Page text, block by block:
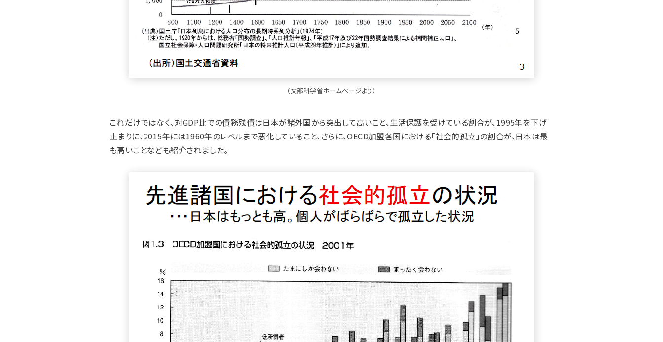
（文部科学省ホームページより）
これだけではなく、対GDP比での債務残債は日本が諸外国から突出して高いこと、生活保護を受けている割合が、1995年を下げ
止まりに、2015年には1960年のレベルまで悪化していること、さらに、OECD加盟各国における「社会的孤立」の割合が、日本は最
も高いことなども紹介されました。